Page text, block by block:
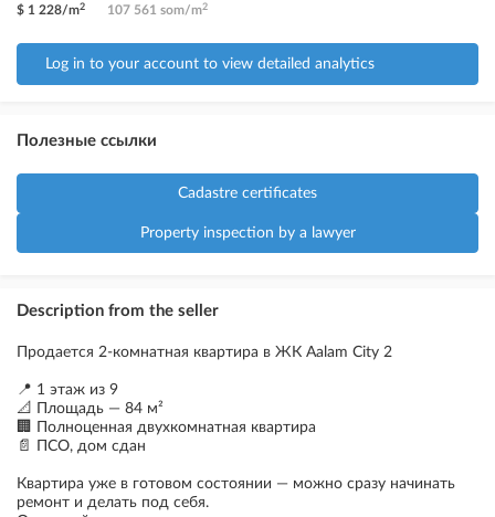
$ 1 228/m2 107 561 som/m2
Log in to your account to view detailed analytics
Полезные ссылки
Cadastre certificates
Property inspection by a lawyer
Description from the seller
Продается 2-комнатная квартира в ЖК Aalam City 2
📍 1 этаж из 9
📐 Площадь — 84 м²
🏢 Полноценная двухкомнатная квартира
📄 ПСО, дом сдан
Квартира уже в готовом состоянии — можно сразу начинать
ремонт и делать под себя.